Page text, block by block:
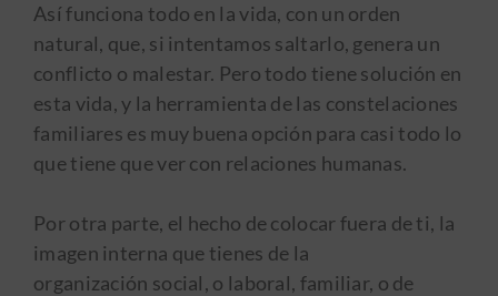
Así funciona todo en la vida, con un orden
natural, que, si intentamos saltarlo, genera un
conflicto o malestar. Pero todo tiene solución en
esta vida, y la herramienta de las constelaciones
familiares es muy buena opción para casi todo lo
que tiene que ver con relaciones humanas.
Por otra parte, el hecho de colocar fuera de ti, la
imagen interna que tienes de la
organización social, o laboral, familiar, o de